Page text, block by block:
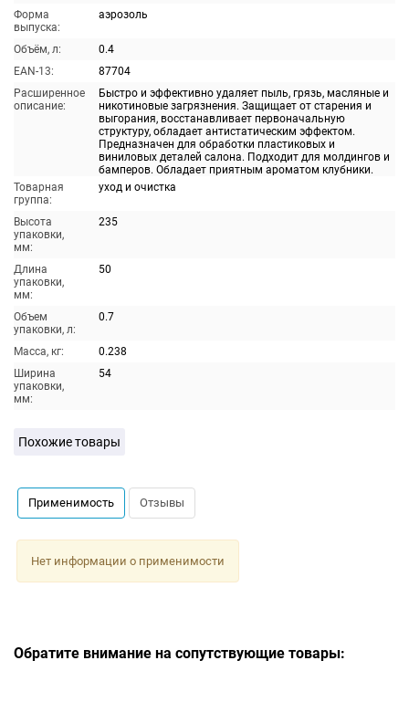
Форма
выпуска:
аэрозоль
Объём, л:
0.4
EAN-13:
87704
Расширенное
описание:
Быстро и эффективно удаляет пыль, грязь, масляные и
никотиновые загрязнения. Защищает от старения и
выгорания, восстанавливает первоначальную
структуру, обладает антистатическим эффектом.
Предназначен для обработки пластиковых и
виниловых деталей салона. Подходит для молдингов и
бамперов. Обладает приятным ароматом клубники.
Товарная
группа:
уход и очистка
Высота
упаковки,
мм:
235
Длина
упаковки,
мм:
50
Объем
упаковки, л:
0.7
Масса, кг:
0.238
Ширина
упаковки,
мм:
54
Похожие товары
Применимость Отзывы
Нет информации о применимости
Обратите внимание на сопутствующие товары: